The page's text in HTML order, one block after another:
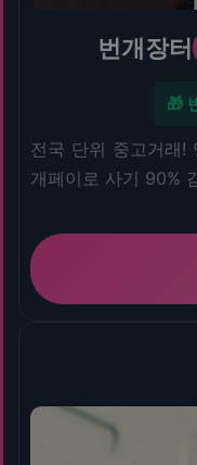
번개장터
🎁
전국 단위 중고거래!
개페이로 사기 90%